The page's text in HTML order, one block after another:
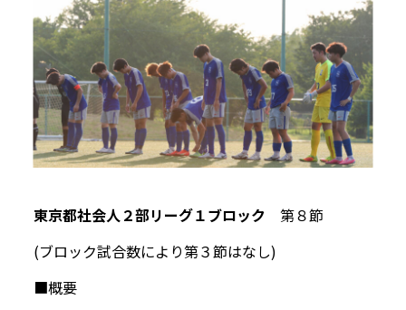
東京都社会人２部リーグ１ブロック 第８節
(ブロック試合数により第３節はなし)
■概要